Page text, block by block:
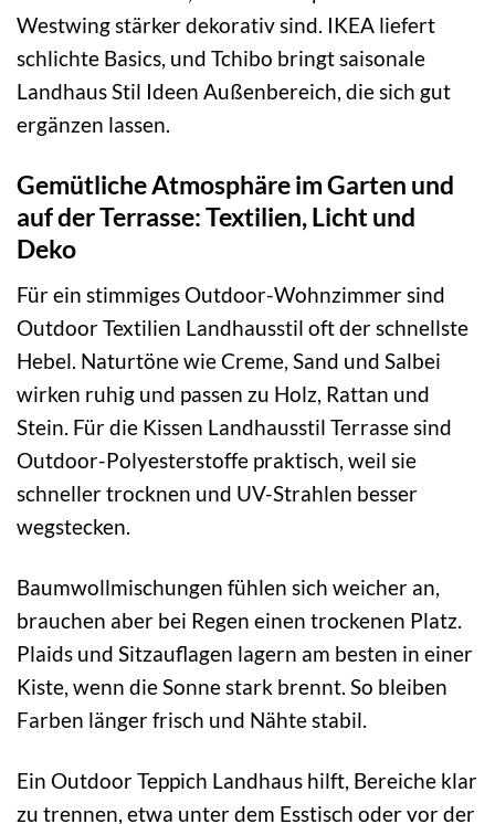
Westwing stärker dekorativ sind. IKEA liefert
schlichte Basics, und Tchibo bringt saisonale
Landhaus Stil Ideen Außenbereich, die sich gut
ergänzen lassen.
Gemütliche Atmosphäre im Garten und
auf der Terrasse: Textilien, Licht und
Deko
Für ein stimmiges Outdoor-Wohnzimmer sind
Outdoor Textilien Landhausstil oft der schnellste
Hebel. Naturtöne wie Creme, Sand und Salbei
wirken ruhig und passen zu Holz, Rattan und
Stein. Für die Kissen Landhausstil Terrasse sind
Outdoor-Polyesterstoffe praktisch, weil sie
schneller trocknen und UV-Strahlen besser
wegstecken.
Baumwollmischungen fühlen sich weicher an,
brauchen aber bei Regen einen trockenen Platz.
Plaids und Sitzauflagen lagern am besten in einer
Kiste, wenn die Sonne stark brennt. So bleiben
Farben länger frisch und Nähte stabil.
Ein Outdoor Teppich Landhaus hilft, Bereiche klar
zu trennen, etwa unter dem Esstisch oder vor der